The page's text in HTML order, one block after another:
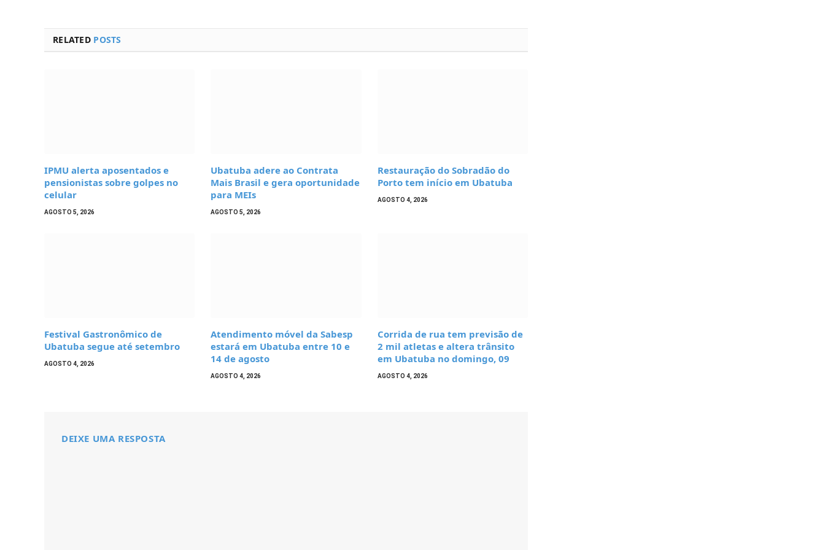
RELATED POSTS
IPMU alerta aposentados e
pensionistas sobre golpes no
celular
AGOSTO 5, 2026
Ubatuba adere ao Contrata
Mais Brasil e gera oportunidade
para MEIs
AGOSTO 5, 2026
Restauração do Sobradão do
Porto tem início em Ubatuba
AGOSTO 4, 2026
Festival Gastronômico de
Ubatuba segue até setembro
AGOSTO 4, 2026
Atendimento móvel da Sabesp
estará em Ubatuba entre 10 e
14 de agosto
AGOSTO 4, 2026
Corrida de rua tem previsão de
2 mil atletas e altera trânsito
em Ubatuba no domingo, 09
AGOSTO 4, 2026
DEIXE UMA RESPOSTA